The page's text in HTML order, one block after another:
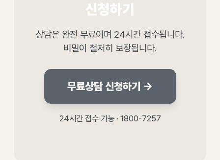
신청하기
상담은 완전 무료이며 24시간 접수됩니다.
비밀이 철저히 보장됩니다.
무료상담 신청하기 →
24시간 접수 가능 · 1800-7257